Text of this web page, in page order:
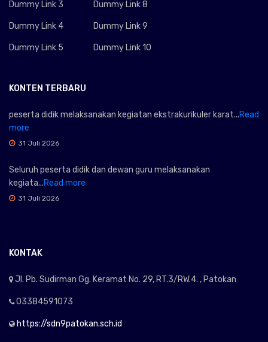
Dummy Link 3
Dummy Link 4
Dummy Link 5
Dummy Link 8
Dummy Link 9
Dummy Link 10
KONTEN TERBARU
peserta didik melaksanakan kegiatan ekstrakurikuler karat...Read
more
31 Juli 2026
Seluruh peserta didik dan dewan guru melaksanakan
kegiata...Read more
31 Juli 2026
KONTAK
Jl. Pb. Sudirman Gg. Keramat No. 29, RT.3/RW.4. , Patokan
03384591073
https://sdn9patokan.sch.id